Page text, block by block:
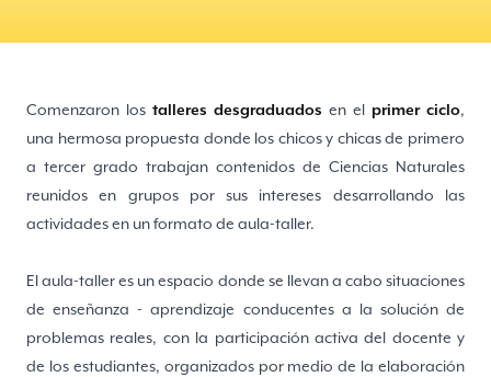
Comenzaron los talleres desgraduados en el primer ciclo,
una hermosa propuesta donde los chicos y chicas de primero
a tercer grado trabajan contenidos de Ciencias Naturales
reunidos en grupos por sus intereses desarrollando las
actividades en un formato de aula-taller.
El aula-taller es un espacio donde se llevan a cabo situaciones
de enseñanza - aprendizaje conducentes a la solución de
problemas reales, con la participación activa del docente y
de los estudiantes, organizados por medio de la elaboración